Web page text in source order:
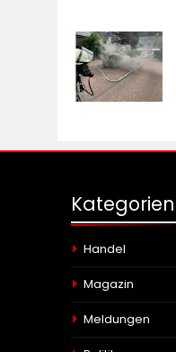
Kategorien
Handel
Magazin
Meldungen